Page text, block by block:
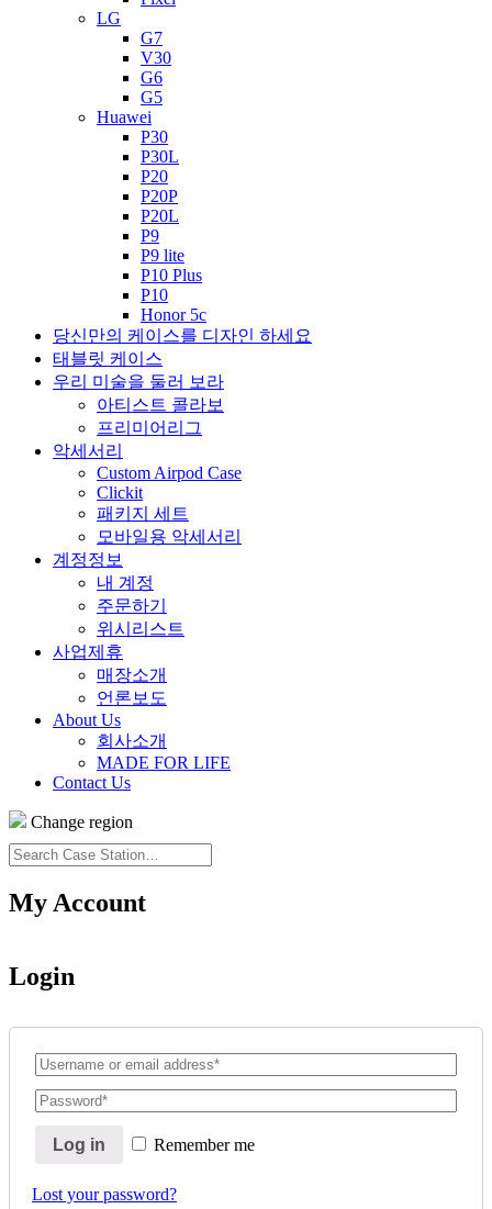
LG
G7
V30
G6
G5
Huawei
P30
P30L
P20
P20P
P20L
P9
P9 lite
P10 Plus
P10
Honor 5c
당신만의 케이스를 디자인 하세요
태블릿 케이스
우리 미술을 둘러 보라
아티스트 콜라보
프리미어리그
악세서리
Custom Airpod Case
Clickit
패키지 세트
모바일용 악세서리
계정정보
내 계정
주문하기
위시리스트
사업제휴
매장소개
언론보도
About Us
회사소개
MADE FOR LIFE
Contact Us
Change region
Search
Case
Station…
My Account
Login
Username
or
email
Password*
Log in Remember me
Lost your password?